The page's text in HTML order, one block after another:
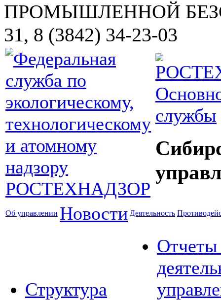
ПРОМЫШЛЕННОЙ
31, 8 (3842) 34-23-03
службы
Об управлении Новости Деятельность
Структура
Отчеты